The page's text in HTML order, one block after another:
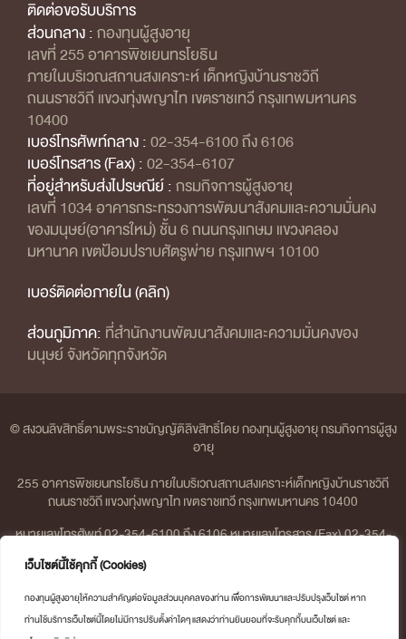
เว็บไซต์นี้ใช้คุกกี้ (Cookies)
กองทุนผู้สูงอายุให้ความสำคัญต่อข้อมูลส่วนบุคคลของท่าน เพื่อการพัฒนาและปรับปรุงเว็บไซต์ หาก
ท่านใช้บริการเว็บไซต์นี้โดยไม่มีการปรับตั้งค่าใดๆ แสดงว่าท่านยินยอมที่จะรับคุกกี้บนเว็บไซต์ และ
ติดต่อขอรับบริการ
ส่วนกลาง :กองทุนผู้สูงอายุ
เลขที่ 255 อาคารพิชเยนทรโยธิน
ภายในบริเวณสถานสงเคราะห์ เด็กหญิงบ้านราชวิถี
ถนนราชวิถี แขวงทุ่งพญาไท เขตราชเทวี กรุงเทพมหานคร
10400
เบอร์โทรศัพท์กลาง :02-354-6100 ถึง 6106
เบอร์โทรสาร (Fax) :02-354-6107
ที่อยู่สำหรับส่งไปรษณีย์ :กรมกิจการผู้สูงอายุ
เลขที่ 1034 อาคารกระทรวงการพัฒนาสังคมและความมั่นคง
ของมนุษย์(อาคารใหม่) ชั้น 6 ถนนกรุงเกษม แขวงคลอง
มหานาค เขตป้อมปราบศัตรูพ่าย กรุงเทพฯ 10100
เบอร์ติดต่อภายใน (คลิก)
ส่วนภูมิภาค: ที่สำนักงานพัฒนาสังคมและความมั่นคงของ
มนุษย์ จังหวัดทุกจังหวัด
© สงวนลิขสิทธิ์ตามพระราชบัญญัติลิขสิทธิ์โดย กองทุนผู้สูงอายุ กรมกิจการผู้สูง
อายุ
255 อาคารพิชเยนทรโยธิน ภายในบริเวณสถานสงเคราะห์เด็กหญิงบ้านราชวิถี
ถนนราชวิถี แขวงทุ่งพญาไท เขตราชเทวี กรุงเทพมหานคร 10400
หมายเลขโทรศัพท์ 02-354-6100 ถึง 6106 หมายเลขโทรสาร (Fax) 02-354-
จำนวนผู้เข้าชมเว็บไซต์